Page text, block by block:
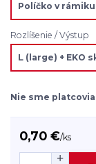
Rozlíšenie / Výstup
Nie sme platcovia
0,70 €/ks